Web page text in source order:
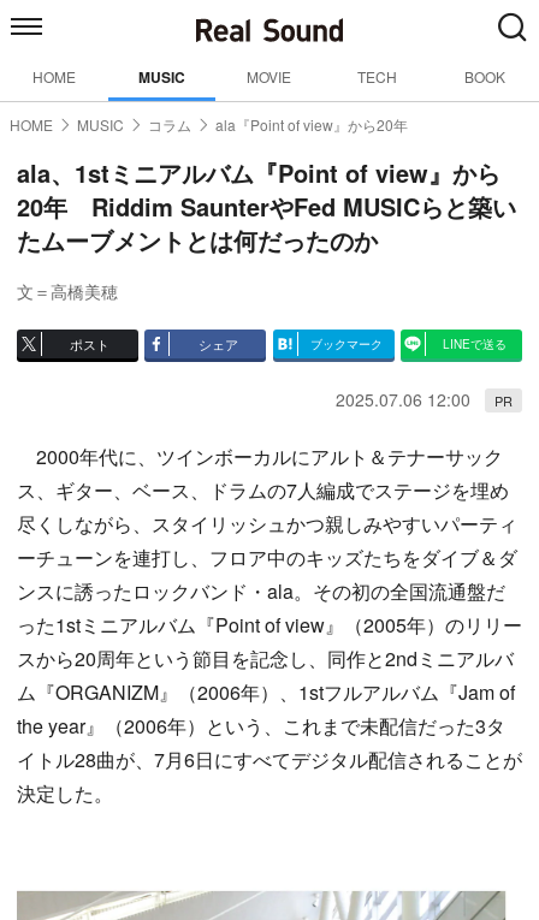
HOME MUSIC MOVIE TECH BOOK
HOME MUSIC コラム ala『Point of view』から20年
ala、1stミニアルバム『Point of view』から
20年 Riddim SaunterやFed MUSICらと築い
たムーブメントとは何だったのか
文＝高橋美穂
ポスト シェア ブックマーク LINEで送る
2025.07.06 12:00 PR
2000年代に、ツインボーカルにアルト＆テナーサック
ス、ギター、ベース、ドラムの7人編成でステージを埋め
尽くしながら、スタイリッシュかつ親しみやすいパーティ
ーチューンを連打し、フロア中のキッズたちをダイブ＆ダ
ンスに誘ったロックバンド・ala。その初の全国流通盤だ
った1stミニアルバム『Point of view』（2005年）のリリー
スから20周年という節目を記念し、同作と2ndミニアルバ
ム『ORGANIZM』（2006年）、1stフルアルバム『Jam of
the year』（2006年）という、これまで未配信だった3タ
イトル28曲が、7月6日にすべてデジタル配信されることが
決定した。